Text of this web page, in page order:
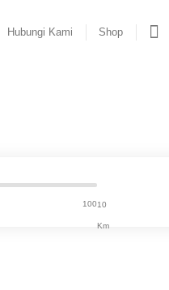
Hubungi Kami Shop
10
Km
100